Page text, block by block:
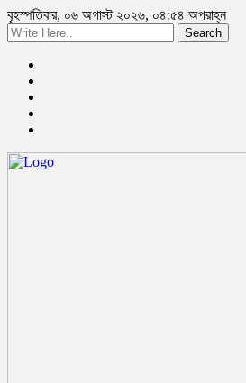
বৃহস্পতিবার, ০৬ অগাস্ট ২০২৬, ০৪:৫৪ অপরাহ্ন
Search